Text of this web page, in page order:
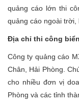
quảng cáo lớn thi
quảng cáo ngoài trời,
Địa chỉ thi công
Công ty quảng cáo
Chân, Hải Phòng.
cho nhiều đơn vị
Phòng và các tỉnh